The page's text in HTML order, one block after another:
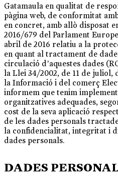
Gatamaula en qualitat de
pàgina web, de conformitat
en concret, amb allò disposat
2016/679 del Parlament
abril de 2016 relatiu a la
en quant al tractament de
circulació d’aquestes dades
la Llei 34/2002, de 11 de juliol,
la Informació i del comerç
informem que tenim
organitzatives adequades,
cost de la seva aplicació
de les dades personals
la confidencialitat, integritat i
dades personals.
DADES